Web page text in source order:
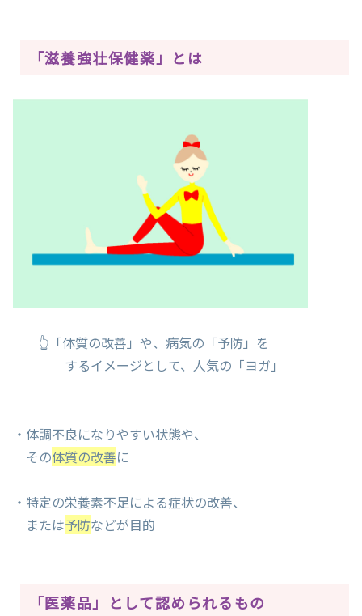
「滋養強壮保健薬」とは
👆「体質の改善」や、病気の「予防」を
するイメージとして、人気の「ヨガ」
・体調不良になりやすい状態や、
その体質の改善に
・特定の栄養素不足による症状の改善、
または予防などが目的
「医薬品」として認められるもの